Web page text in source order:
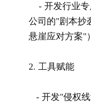
- 开发行业专
公司的"剧本抄
悬崖应对方案"）
2. 工具赋能
- 开发"侵权